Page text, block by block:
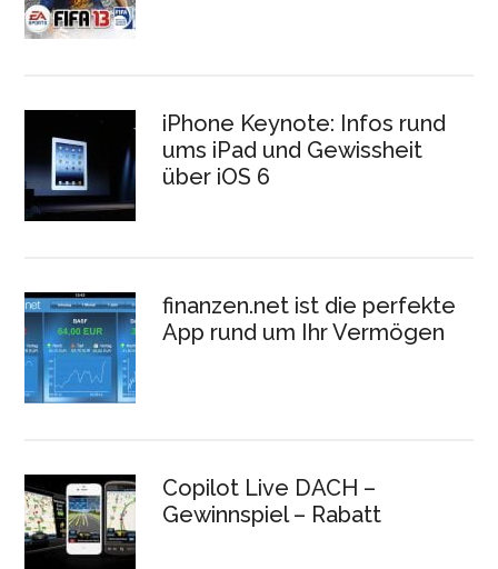
iPhone Keynote: Infos rund
ums iPad und Gewissheit
über iOS 6
finanzen.net ist die perfekte
App rund um Ihr Vermögen
Copilot Live DACH –
Gewinnspiel – Rabatt